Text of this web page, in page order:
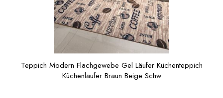
Teppich Modern Flachgewebe Gel Läufer Küchenteppich
Küchenläufer Braun Beige Schw